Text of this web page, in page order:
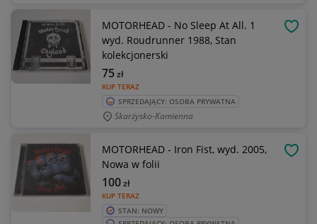
MOTORHEAD - No Sleep At All. 1
wyd. Roudrunner 1988, Stan
kolekcjonerski
KUP TERAZ
75zł
SPRZEDAJĄCY: OSOBA PRYWATNA
Skarżysko-Kamienna
MOTORHEAD - Iron Fist, wyd. 2005,
Nowa w folii
KUP TERAZ
100zł
STAN: NOWY